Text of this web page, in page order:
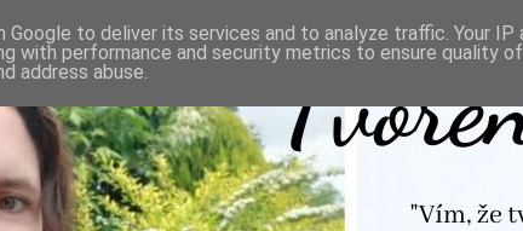
to deliver its services and to analyze traffic. Your IP
with performance and security metrics to ensure quality
address abuse.